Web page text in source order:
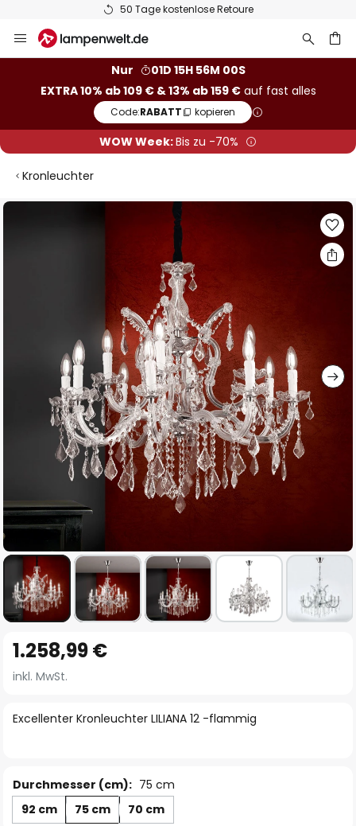
50 Tage kostenlose Retoure
Inhalt
Nur
01D 15H 56M 00S
EXTRA 10% ab 109 € & 13% ab 159 €auf fast alles
Code:RABATT kopieren
WOW Week:Bis zu -70%
Kronleuchter
Zum
Anfang
der
springen
Excellenter Kronleuchter LILIANA 12 -flammig
1.258,99 €
inkl. MwSt.
Durchmesser (cm): 75 cm
92 cm
75 cm 70 cm